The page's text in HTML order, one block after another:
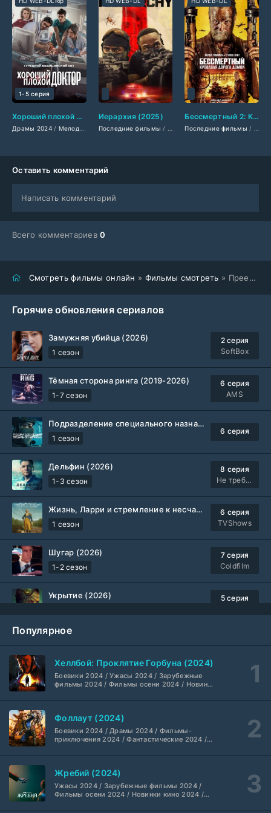
Хороший плохой доктор (2024)
Драмы 2024/ Мелодрамы 2024 /Сериалы 2024 Турецкие сериалы/Фильмы
1-5 серия
Иерархия (2025)
Последние фильмы / Американские фильмы/
Бессмертный 2: Кровавая дорога домой (2025)
Последние фильмы /
Оставить комментарий
Написать комментарий
Всего комментариев0
Смотреть фильмы онлайн » Фильмы смотреть » Преемник: Зов предков (2026)
Горячие обновления сериалов
Замужняя убийца (2026)
1 сезон
2 серия
SoftBox
Тёмная сторона ринга (2019-2026)
1-7 сезон
6 серия
AMS
Подразделение специального назначения (2026)
1 сезон
6 серия
Дельфин (2026)
1-3 сезон
8 серия
Не требуется
Жизнь, Ларри и стремление к несчастью: Почти история Америки (2026)
1 сезон
6 серия
TVShows
Шугар (2026)
1-2 сезон
7 серия
Coldfilm
Укрытие (2026)
5 серия
Мыс страха (2026)
Библиотекари: Следующая глава (2026)
1 сезон
20 серия
Дубляж HDrezka St.
Анна медиум (2021-2026)
1-5 сезон
Не требуется
Преступление с низким IQ (2026)
Популярное
Хеллбой: Проклятие Горбуна (2024)
Боевики 2024 / Ужасы 2024 / Зарубежные
фильмы 2024 / Фильмы осени 2024 / Новинки
2024 / Американские фильмы / Фильмы
высоким рейтингом / Интересные фильмы /
Крутые фильмы / Популярные фильмы
Фоллаут (2024)
Боевики 2024 / Драмы 2024 / Фильмы-
приключения 2024 / Фантастические 2024 /
смотреть / Сериалы в 4K UHD / Американские
Жребий (2024)
Ужасы 2024 / Зарубежные фильмы 2024 /
Фильмы осени 2024 / Новинки кино 2024 /